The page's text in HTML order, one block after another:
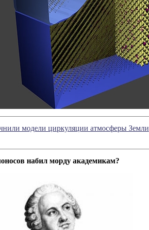
модели циркуляции атмосферы Земли
набил морду академикам?